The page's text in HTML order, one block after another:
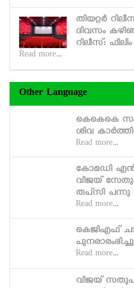
തിയറ്റര്‍
ദിവസം
റിലീസ്:
Read more...
Other Language
കെകെകെ
ശിവ
Read more...
കോമഡി
വിജയ്
തപ്‍സി പന്നു
Read more...
കെജിഎഫ്
പുനരാരംഭിച്ചു
Read more...
വിജയ്